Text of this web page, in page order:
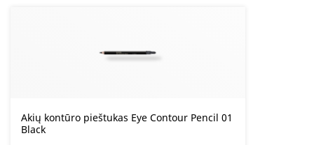
Akių kontūro pieštukas Eye Contour Pencil 01
Black